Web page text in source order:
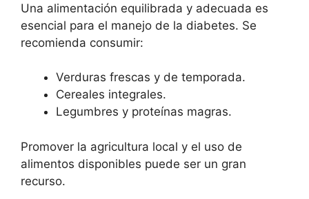
Una alimentación equilibrada y adecuada es
esencial para el manejo de la diabetes. Se
recomienda consumir:
Verduras frescas y de temporada.
Cereales integrales.
Legumbres y proteínas magras.
Promover la agricultura local y el uso de
alimentos disponibles puede ser un gran
recurso.